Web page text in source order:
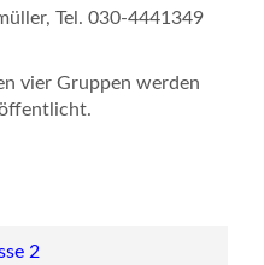
Tel. 030-4441349
vier Gruppen werden
2